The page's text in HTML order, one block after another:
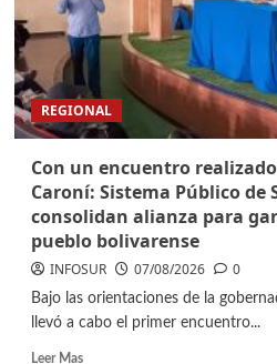
REGIONAL
Con un encuentro
Caroní: Sistema Público de
consolidan alianza para
pueblo bolivarense
INFOSUR 07/08/2026 0
Bajo las orientaciones de la
llevó a cabo el primer encuentro...
Leer Mas